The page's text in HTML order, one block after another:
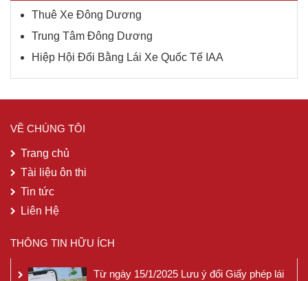
Thuê Xe Đông Dương
Trung Tâm Đông Dương
Hiệp Hội Đổi Bằng Lái Xe Quốc Tế IAA
VỀ CHÚNG TÔI
Trang chủ
Tài liệu ôn thi
Tin tức
Liên Hệ
THÔNG TIN HỮU ÍCH
Từ ngày 15/1/2025 Lưu ý đổi Giấy phép lái